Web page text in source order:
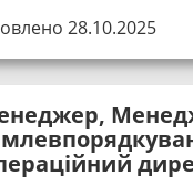
28.10.2025